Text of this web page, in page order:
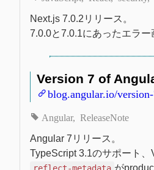
Next.js 7.0.2リリース。
7.0.0と7.0.1にあったエラー
Version 7 of
blog.angular.io/
Angular ReleaseNote
Angular 7リリース。
TypeScript 3.1のサポート
が